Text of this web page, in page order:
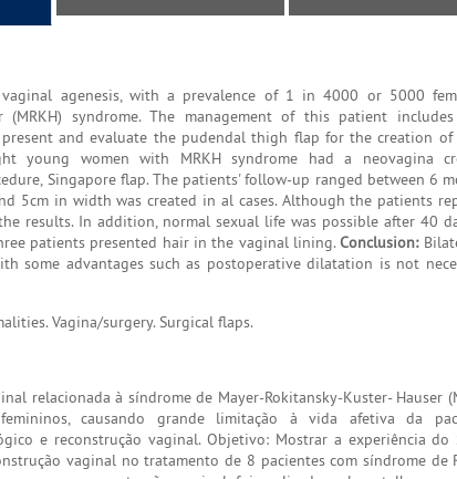
agenesis, with a prevalence of 1 in 4000 or 5000
(MRKH) syndrome. The management of this patient
and evaluate the pudendal thigh flap for the creation
young women with MRKH syndrome had a neovagina
Singapore flap. The patients' follow-up ranged between 6
5cm in width was created in al cases. Although the patients
results. In addition, normal sexual life was possible after 40
patients presented hair in the vaginal lining.Conclusion:
some advantages such as postoperative dilatation is not
Vagina/surgery. Surgical flaps.
relacionada à síndrome de Mayer-Rokitansky-Kuster- Hauser
causando grande limitação à vida afetiva da
e reconstrução vaginal. Objetivo: Mostrar a experiência
vaginal no tratamento de 8 pacientes com síndrome de